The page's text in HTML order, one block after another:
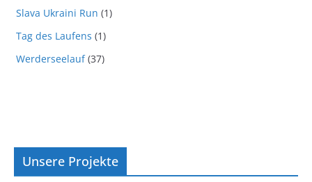
Slava Ukraini Run (1)
Tag des Laufens (1)
Werderseelauf(37)
Unsere Projekte